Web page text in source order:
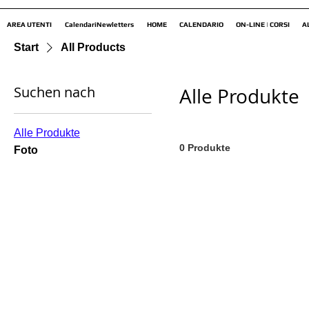
AREA UTENTI CalendariNewletters HOME CALENDARIO ON-LINE | CORSI
Start All Products
Suchen nach
Alle Produkte
Foto
Alle Produkte
0 Produkte